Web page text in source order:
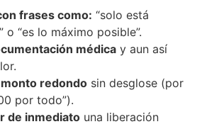
frases como: “solo está
o “es lo máximo posible”.
médica y aun así
redondo sin desglose (por
por todo”).
de inmediato una liberación